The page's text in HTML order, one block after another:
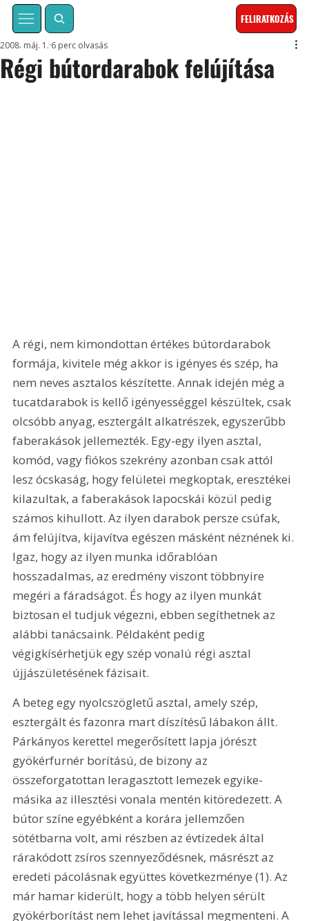
FELIRATKOZÁS
Régi bútordarabok felújítása
2008. máj. 1. 6 perc olvasás
A régi, nem kimondottan értékes bútordarabok
formája, kivitele még akkor is igényes és szép, ha
nem neves asztalos készítette. Annak idején még a
tucatdarabok is kellő igényességgel készültek, csak
olcsóbb anyag, esztergált alkatrészek, egyszerűbb
faberakások jellemezték. Egy-egy ilyen asztal,
komód, vagy fiókos szekrény azonban csak attól
lesz ócskaság, hogy felületei megkoptak, eresztékei
kilazultak, a faberakások lapocskái közül pedig
számos kihullott. Az ilyen darabok persze csúfak,
ám felújítva, kijavítva egészen másként néznének ki.
Igaz, hogy az ilyen munka időrablóan
hosszadalmas, az eredmény viszont többnyire
megéri a fáradságot. És hogy az ilyen munkát
biztosan el tudjuk végezni, ebben segíthetnek az
alábbi tanácsaink. Példaként pedig
végigkísérhetjük egy szép vonalú régi asztal
újjászületésének fázisait.
A beteg egy nyolcszögletű asztal, amely szép,
esztergált és fazonra mart díszítésű lábakon állt.
Párkányos kerettel megerősített lapja jórészt
gyökérfurnér borítású, de bizony az
összeforgatottan leragasztott lemezek egyike-
másika az illesztési vonala mentén kitöredezett. A
bútor színe egyébként a korára jellemzően
sötétbarna volt, ami részben az évtizedek által
rárakódott zsíros szennyeződésnek, másrészt az
eredeti pácolásnak együttes következménye (1). Az
már hamar kiderült, hogy a több helyen sérült
gyökérborítást nem lehet javítással megmenteni. A